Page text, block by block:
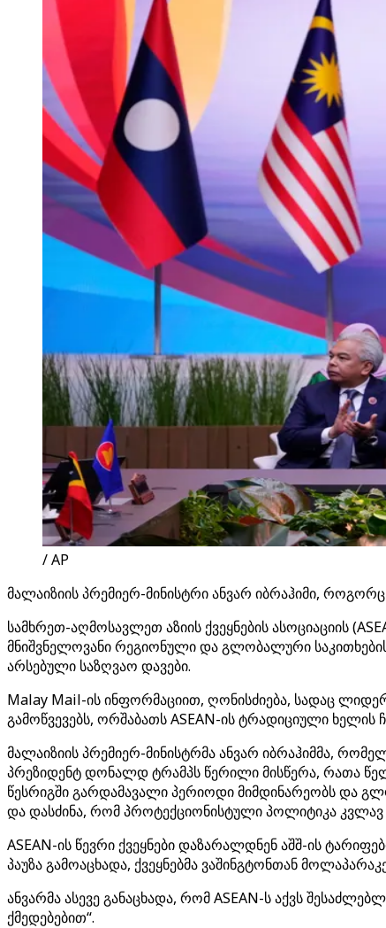
/ AP
მალაიზიის პრემიერ-მინისტრი ანვარ იბრაჰიმი,
სამხრეთ-აღმოსავლეთ აზიის ქვეყნების ასოციაციის
მნიშვნელოვანი რეგიონული და გლობალური
არსებული საზღვაო დავები.
Malay Mail-ის ინფორმაციით, ღონისძიება, სადაც
გამოწვევებს, ორშაბათს ASEAN-ის ტრადიციული ხელის
მალაიზიის პრემიერ-მინისტრმა ანვარ იბრაჰიმმა,
პრეზიდენტ დონალდ ტრამპს წერილი მისწერა, რათა
წესრიგში გარდამავალი პერიოდი მიმდინარეობს და
და დასძინა, რომ პროტექციონისტული პოლიტიკა კვლავ
ASEAN-ის წევრი ქვეყნები დაზარალდნენ აშშ-ის
პაუზა გამოაცხადა, ქვეყნებმა ვაშინგტონთან
ანვარმა ასევე განაცხადა, რომ ASEAN-ს აქვს
ქმედებებით“.